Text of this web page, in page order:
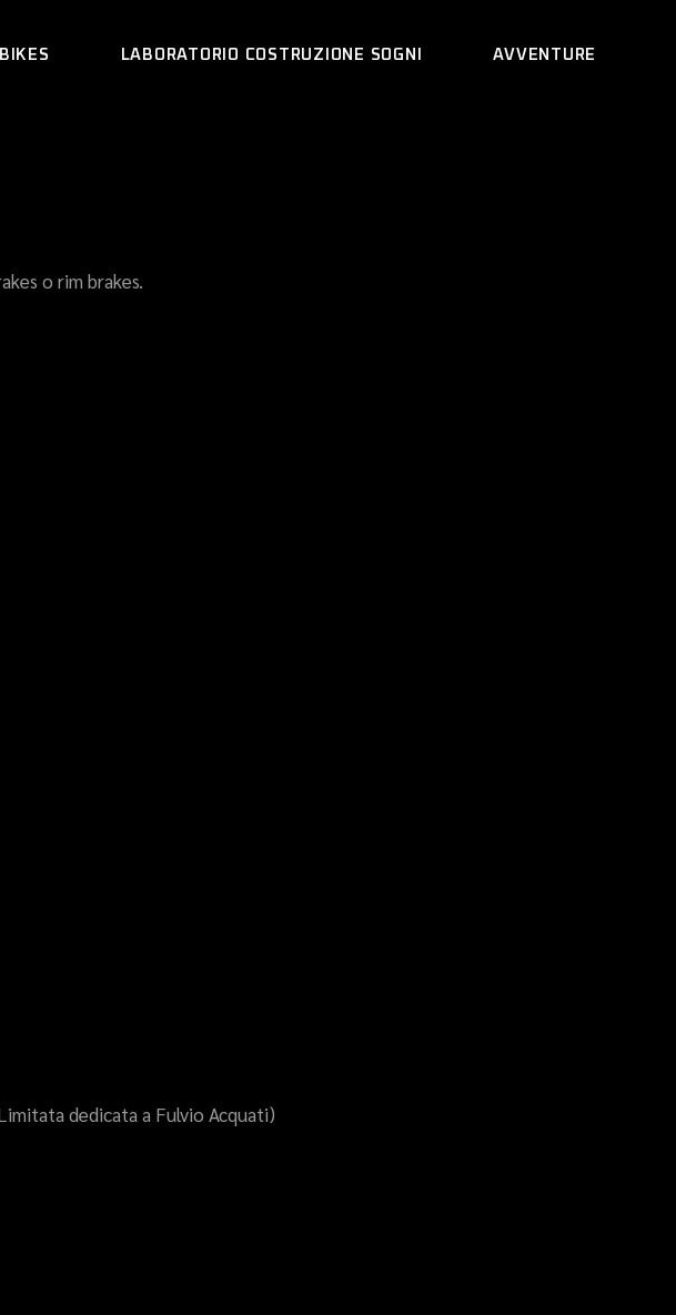
LABORATORIO COSTRUZIONE SOGNI AVVENTURE
o rim brakes.
dedicata a Fulvio Acquati)